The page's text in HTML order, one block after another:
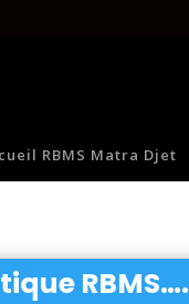
RBMS Matra Djet
RBMS….